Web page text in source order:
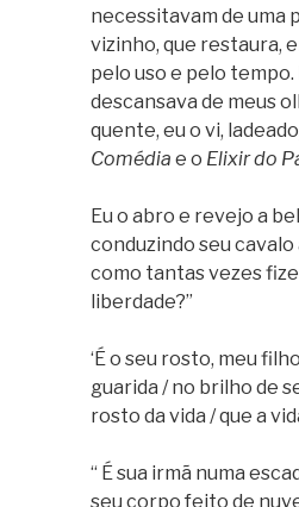
necessitavam de uma
vizinho, que restaura,
pelo uso e pelo
descansava de meus
quente, eu o vi,
Comédia e o Elixir do
Eu o abro e revejo a
conduzindo seu cavalo
como tantas vezes
liberdade?”
‘É o seu rosto, meu
guarida / no brilho de
rosto da vida / que a
“ É sua irmã numa
seu corpo feito de